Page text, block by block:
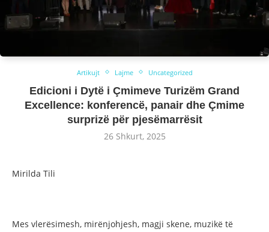
Artikujt Lajme Uncategorized
Edicioni i Dytë i Çmimeve Turizëm Grand
Excellence: konferencë, panair dhe Çmime
surprizë për pjesëmarrësit
26 Shkurt, 2025
Mirilda Tili
Mes vlerësimesh, mirënjohjesh, magji skene, muzikë të